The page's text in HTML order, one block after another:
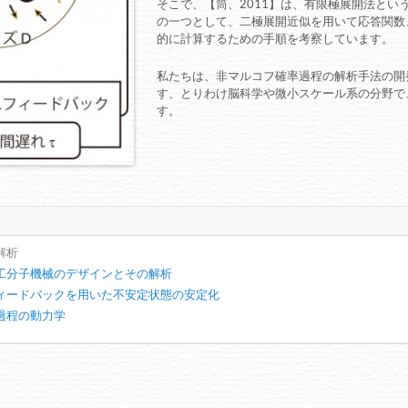
そこで、【筒、2011】は、有限極展開法とい
の一つとして、二極展開近似を用いて応答関
的に計算するための手順を考察しています。
私たちは、非マルコフ確率過程の解析手法の
す、とりわけ脳科学や微小スケール系の分野
す。
析
分子機械のデザインとその解析
ードバックを用いた不安定状態の安定化
程の動力学